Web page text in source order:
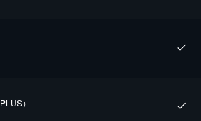
）